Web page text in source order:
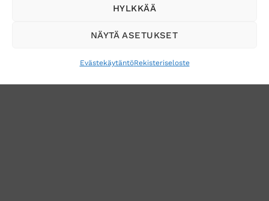
HYLKKÄÄ
NÄYTÄ ASETUKSET
EvästekäytäntöRekisteriseloste